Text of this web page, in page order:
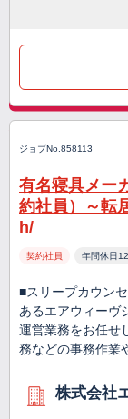
ジョブNo.858113
有名寝具メー
約社員）～転
h/
契約社員 年間休日
■スリープカウン
あるエアウィーヴ
運営業務をお任せ
務などの事務作業
株式会社